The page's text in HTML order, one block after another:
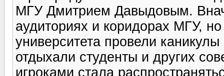
МГУ Дмитрием Давыдовым.
аудиториях и коридорах МГУ,
университета провели
отдыхали студенты и других
игроками стала